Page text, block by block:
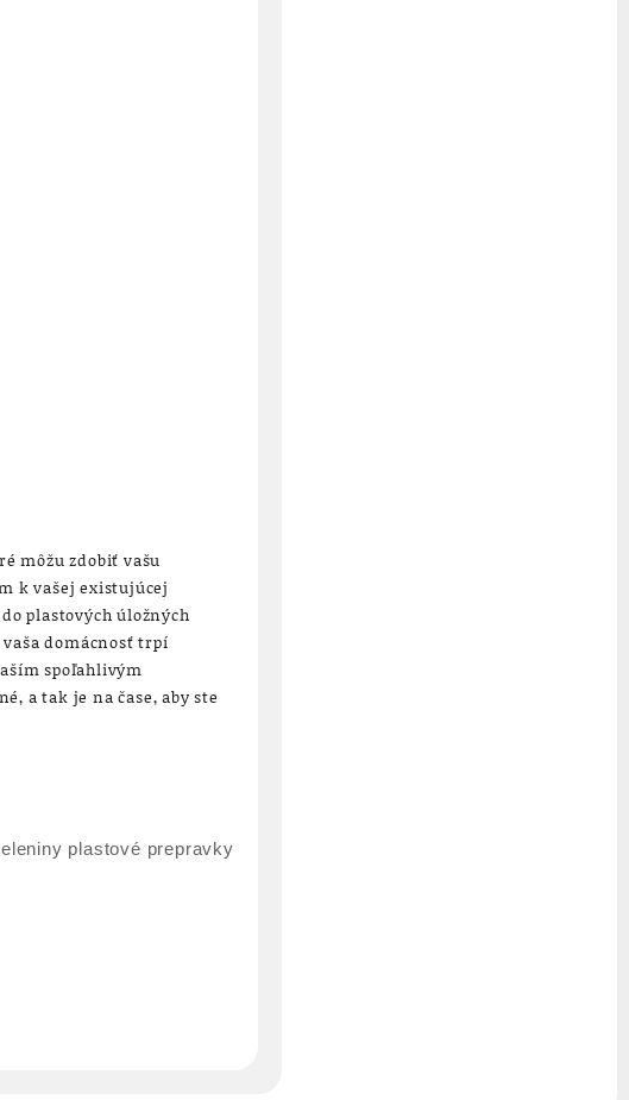
môžu zdobiť vašu
k vašej existujúcej
plastových úložných
domácnosť trpí
spoľahlivým
a tak je na čase, aby ste
plastové prepravky